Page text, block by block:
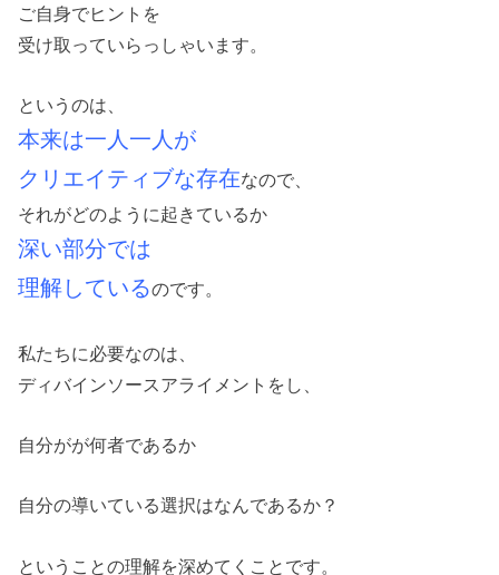
ご自身でヒントを
受け取っていらっしゃいます。
というのは、
本来は一人一人が
クリエイティブな存在なので、
それがどのように起きているか
深い部分では
理解しているのです。
私たちに必要なのは、
ディバインソースアライメントをし、
自分がが何者であるか
自分の導いている選択はなんであるか？
ということの理解を深めてくことです。